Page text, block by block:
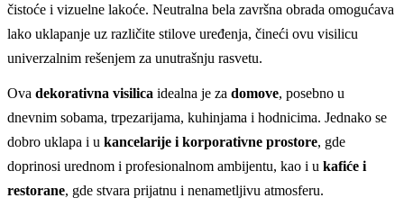
čistoće i vizuelne lakoće. Neutralna bela završna obrada omogućava
lako uklapanje uz različite stilove uređenja, čineći ovu visilicu
univerzalnim rešenjem za unutrašnju rasvetu.
Ova dekorativna visilica idealna je za domove, posebno u
dnevnim sobama, trpezarijama, kuhinjama i hodnicima. Jednako se
dobro uklapa i u kancelarije i korporativne prostore, gde
doprinosi urednom i profesionalnom ambijentu, kao i u kafiće i
restorane, gde stvara prijatnu i nenametljivu atmosferu.